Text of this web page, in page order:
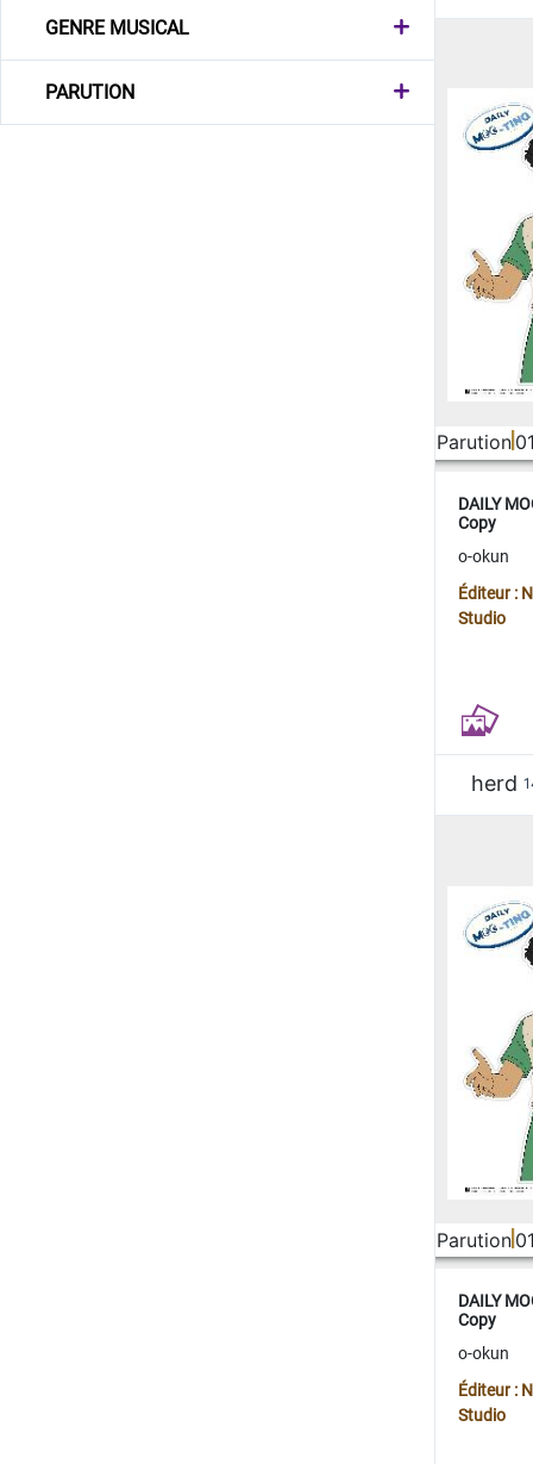
GENRE MUSICAL
PARUTION
Parution
DAILY
Copy
o-okun
Éditeur :
Studio
herd
Parution
DAILY
Copy
o-okun
Éditeur :
Studio